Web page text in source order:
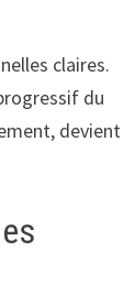
claires.
du
devient